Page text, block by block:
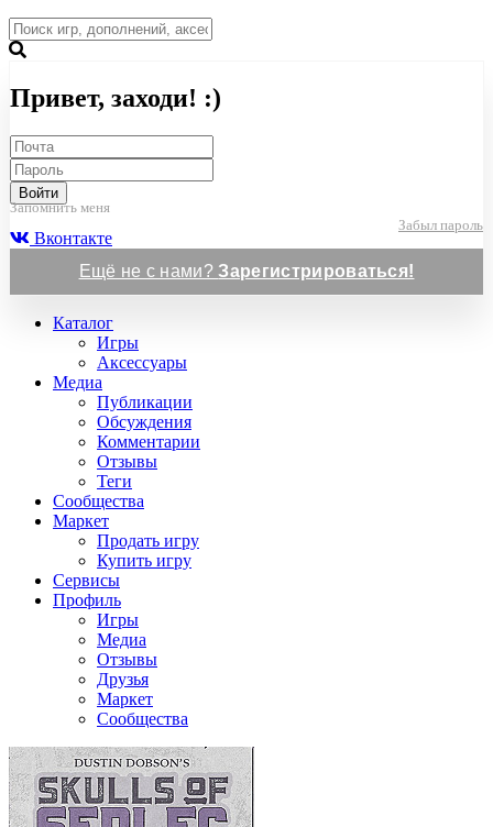
Привет, заходи! :)
Войти
Запомнить меня
Забыл пароль
Вконтакте
Ещё не с нами?Зарегистрироваться!
Каталог
Игры
Аксессуары
Медиа
Публикации
Обсуждения
Комментарии
Отзывы
Теги
Сообщества
Маркет
Продать игру
Купить игру
Сервисы
Профиль
Игры
Медиа
Отзывы
Друзья
Маркет
Сообщества